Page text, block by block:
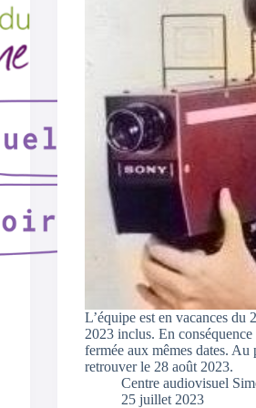
L’équipe est en vacances du
2023 inclus. En
fermée aux mêmes dates. Au
retrouver le 28 août 2023.
Centre audiovisuel
25 juillet 2023